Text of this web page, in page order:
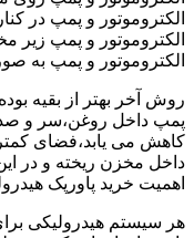
الکتروموتور و پمپ در
الکتروموتور و پمپ زیر
الکتروموتور و پمپ به
روش آخر بهتر از بقیه
پمپ داخل روغن،سر و
کاهش می یابد،فضای
داخل مخزن ریخته و در
اهمیت خرید پاورپک
هر سیستم هیدرولیکی